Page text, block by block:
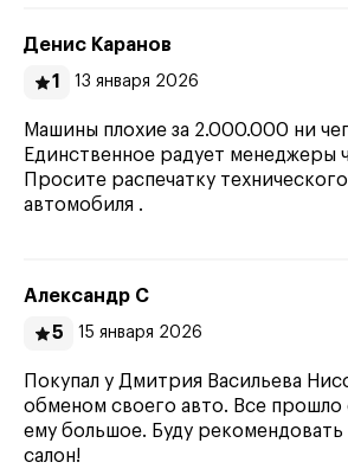
Денис Каранов
1
13 января 2026
Машины плохие за 2.000.000 ни
Единственное радует менеджеры
Просите распечатку
автомобиля .
Александр С
5
15 января 2026
Покупал у Дмитрия Васильева
обменом своего авто. Все прошло
ему большое. Буду
салон!